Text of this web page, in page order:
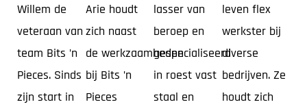
Willem de
veteraan van
team Bits ’n
Pieces. Sinds
zijn start in
Arie houdt
zich naast
de werkzaamheden
bij Bits ’n
Pieces
lasser van
beroep en
gespecialiseerd
in roest vast
staal en
leven flex
werkster bij
diverse
bedrijven. Ze
houdt zich